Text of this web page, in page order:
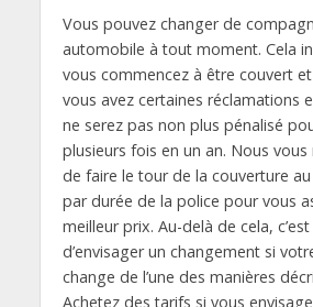
Vous pouvez changer de
automobile à tout moment. Cela
vous commencez à être couvert
vous avez certaines réclamations
ne serez pas non plus pénalisé
plusieurs fois en un an. Nous
de faire le tour de la couverture
par durée de la police pour vous
meilleur prix. Au-delà de cela,
d’envisager un changement si
change de l’une des manières
Achetez des tarifs si vous